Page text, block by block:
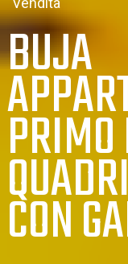
BUJA
CON